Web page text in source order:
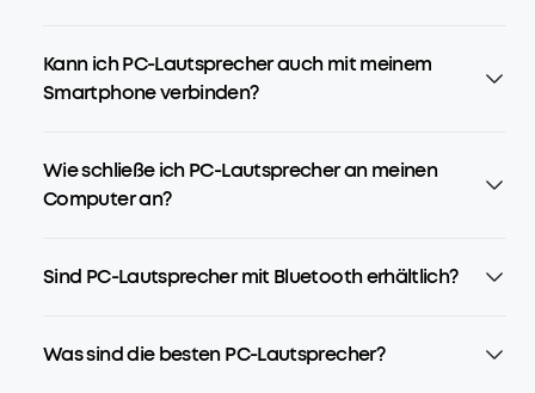
Kann ich PC-Lautsprecher auch mit meinem
Smartphone verbinden?
Wie schließe ich PC-Lautsprecher an meinen
Computer an?
Sind PC-Lautsprecher mit Bluetooth erhältlich?
Was sind die besten PC-Lautsprecher?